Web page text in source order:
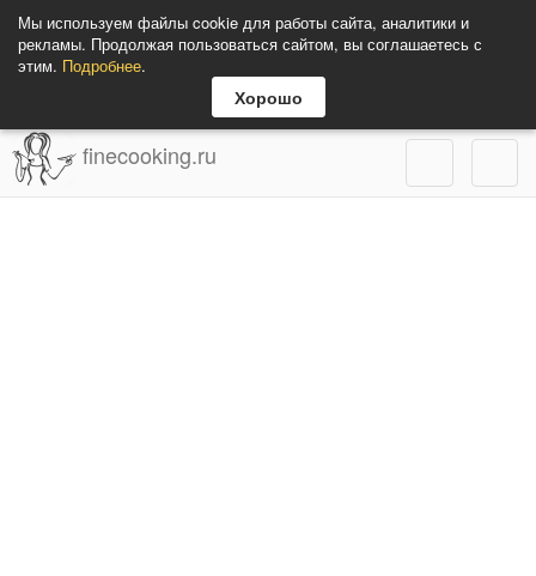
Мы используем файлы cookie для работы сайта, аналитики и
рекламы. Продолжая пользоваться сайтом, вы соглашаетесь с
этим. Подробнее.
Хорошо
finecooking.ru